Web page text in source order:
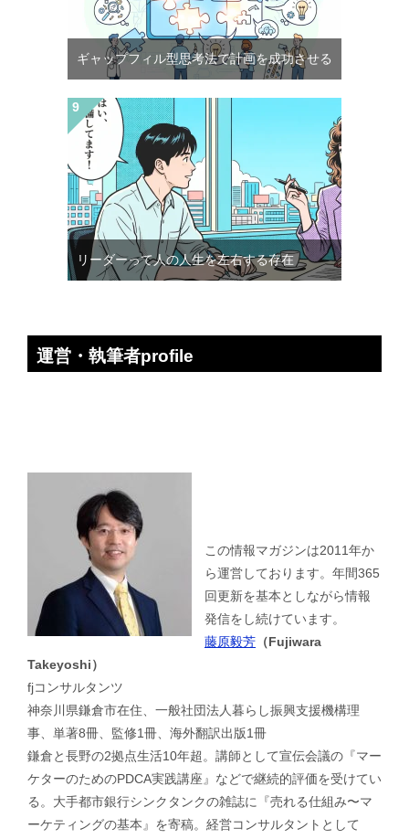
ギャップフィル型思考法で計画を成功させる
リーダーって人の人生を左右する存在
運営・執筆者profile
この情報マガジンは2011年か
ら運営しております。年間365
回更新を基本としながら情報
発信をし続けています。
藤原毅芳 （Fujiwara
Takeyoshi）
fjコンサルタンツ
神奈川県鎌倉市在住、一般社団法人暮らし振興支援機構理
事、単著8冊、監修1冊、海外翻訳出版1冊
鎌倉と長野の2拠点生活10年超。講師として宣伝会議の『マー
ケターのためのPDCA実践講座』などで継続的評価を受けてい
る。大手都市銀行シンクタンクの雑誌に『売れる仕組み〜マ
ーケティングの基本』を寄稿。経営コンサルタントとして